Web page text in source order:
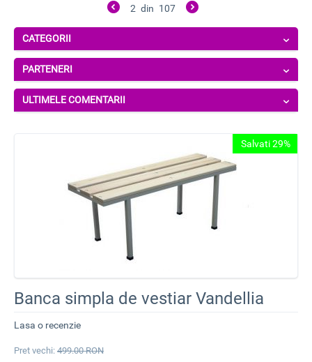
2 din 107
CATEGORII
PARTENERI
ULTIMELE COMENTARII
Salvati 29%
Banca simpla de vestiar Vandellia
Lasa o recenzie
Pret vechi: 499.00 RON